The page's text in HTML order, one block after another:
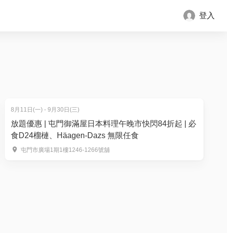
登入
8月11日(一) - 9月30日(三)
放題優惠 | 屯門御滿屋日本料理午晚市快閃84折起 | 必
食D24榴槤、Häagen-Dazs 無限任食
屯門市廣場1期1樓1246-1266號舖